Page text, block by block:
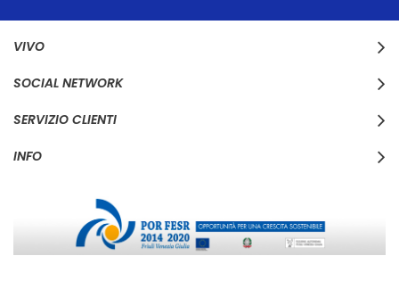
VIVO
SOCIAL NETWORK
SERVIZIO CLIENTI
INFO